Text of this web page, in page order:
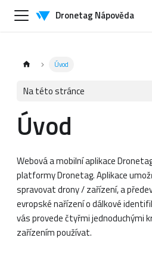
Dronetag Nápověda
Úvod
Na této stránce
Úvod
Webová a mobilní aplikace
platformy Dronetag. Aplikace
spravovat drony / zařízení, a
evropské nařízení o dálkové
vás provede čtyřmi jednoduchými
zařízením používat.